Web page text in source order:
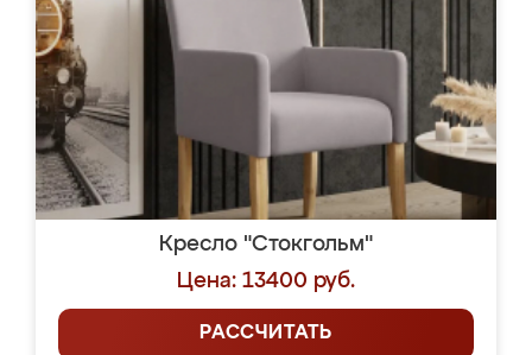
Кресло "Стокгольм"
Цена: 13400 руб.
РАССЧИТАТЬ